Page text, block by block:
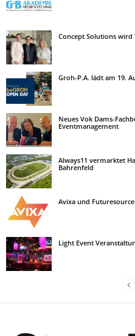
Concept Solutions wird
Groh-P.A. lädt am 19.
Neues Vok Dams-
Eventmanagement
Always11 vermarktet
Bahrenfeld
Avixa und
Light Event